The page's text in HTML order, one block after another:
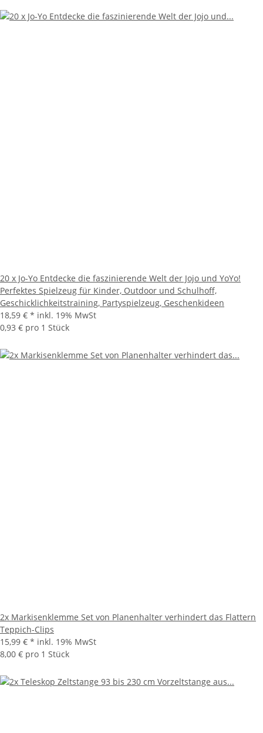
20 x Jo-Yo Entdecke die faszinierende Welt der Jojo und YoYo!
Perfektes Spielzeug für Kinder, Outdoor und Schulhoff,
Geschicklichkeitstraining, Partyspielzeug, Geschenkideen
18,59 € * inkl. 19% MwSt
0,93 € pro 1 Stück
2x Markisenklemme Set von Planenhalter verhindert das Flattern
Teppich-Clips
15,99 € * inkl. 19% MwSt
8,00 € pro 1 Stück